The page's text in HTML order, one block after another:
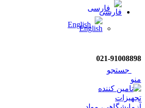
فارسی
English
021-91008898
جستجو
منو